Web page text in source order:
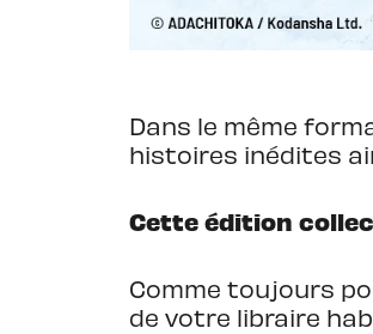
Dans le même
histoires inédites
Cette édition
Comme toujours
de votre libraire